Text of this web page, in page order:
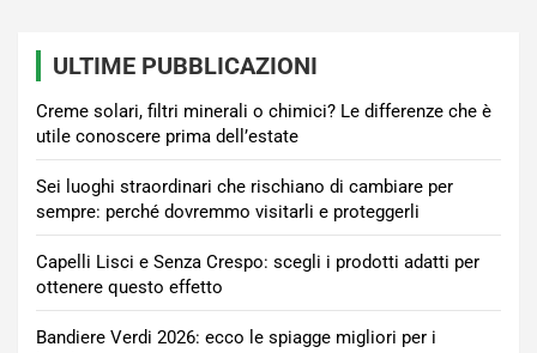
ULTIME PUBBLICAZIONI
Creme solari, filtri minerali o chimici? Le differenze che è
utile conoscere prima dell’estate
Sei luoghi straordinari che rischiano di cambiare per
sempre: perché dovremmo visitarli e proteggerli
Capelli Lisci e Senza Crespo: scegli i prodotti adatti per
ottenere questo effetto
Bandiere Verdi 2026: ecco le spiagge migliori per i